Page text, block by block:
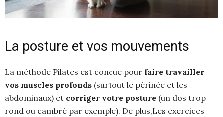
La posture et vos mouvements
La méthode Pilates est concue pour faire travailler
vos muscles profonds (surtout le périnée et les
abdominaux) et corriger votre posture (un dos trop
rond ou cambré par exemple). De plus,Les exercices